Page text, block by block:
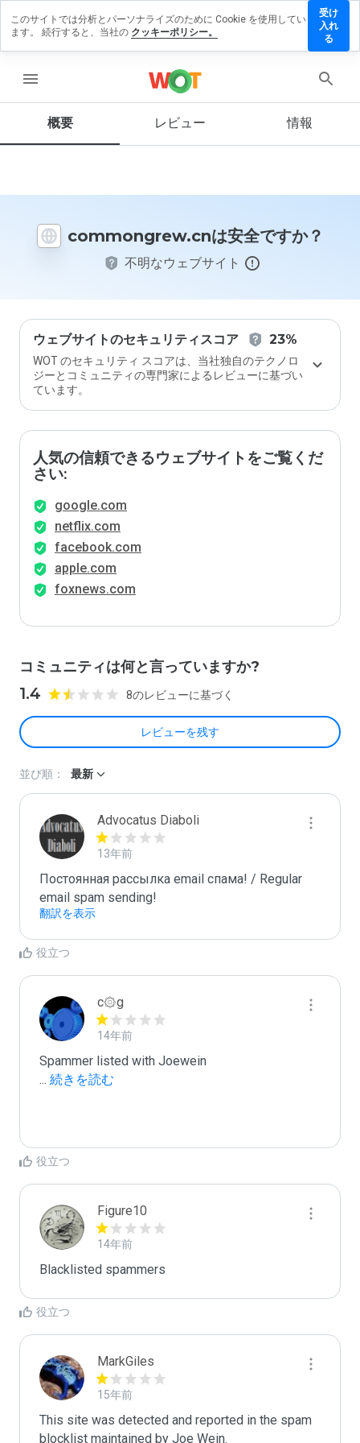
menu
概要 レビュー 情報
commongrew.cnは安全ですか？
不明なウェブサイト
ウェブサイトのセキュリティスコア 23%
WOT のセキュリティ スコアは、当社独自のテクノロ
ジーとコミュニティの専門家によるレビューに基づい
ています。
人気の信頼できるウェブサイトをご覧くだ
さい:
google.com
netflix.com
facebook.com
apple.com
foxnews.com
コミュニティは何と言っていますか?
1.4 8のレビューに基づく
レビューを残す
ューを残
この
イト
から
価し
ます
か？
並び順： 最新
Advocatus Diaboli
13年前
Постоянная рассылка email спама! / Regular
email spam sending!
翻訳を表示
役立つ
c۞g
14年前
... 続きを読む
役立つ
Figure10
14年前
Blacklisted spammers
役立つ
MarkGiles
15年前
This site was detected and reported in the spam
blocklist maintained by Joe Wein.
このサイトでは分析とパーソナライズのために Cookie を使用してい
ます。 続行すると、当社の クッキーポリシー。
受け
入れ
る